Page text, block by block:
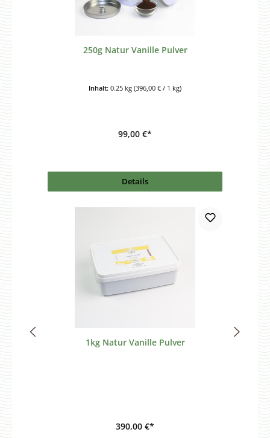
250g Natur Vanille Pulver
Inhalt: 0.25 kg (396,00 € / 1 kg)
99,00 €*
Details
1kg Natur Vanille Pulver
390,00 €*